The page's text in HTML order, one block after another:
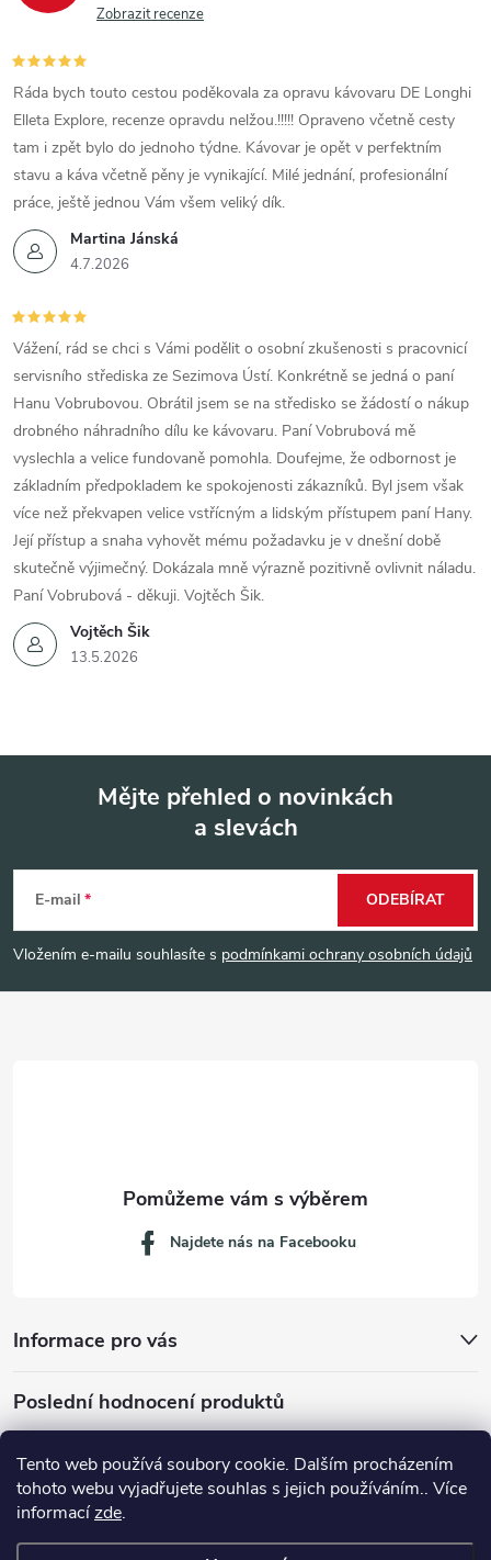
Tento web používá soubory cookie. Dalším procházením
tohoto webu vyjadřujete souhlas s jejich používáním.. Více
informacízde.
Zobrazit recenze
Martina Jánská
4.7.2026
Ráda bych touto cestou poděkovala za opravu kávovaru DE Longhi
Elleta Explore, recenze opravdu nelžou.!!!!! Opraveno včetně cesty
tam i zpět bylo do jednoho týdne. Kávovar je opět v perfektním
stavu a káva včetně pěny je vynikající. Milé jednání, profesionální
práce, ještě jednou Vám všem veliký dík.
Vojtěch Šik
13.5.2026
Vážení, rád se chci s Vámi podělit o osobní zkušenosti s pracovnicí
servisního střediska ze Sezimova Ústí. Konkrétně se jedná o paní
Hanu Vobrubovou. Obrátil jsem se na středisko se žádostí o nákup
drobného náhradního dílu ke kávovaru. Paní Vobrubová mě
vyslechla a velice fundovaně pomohla. Doufejme, že odbornost je
základním předpokladem ke spokojenosti zákazníků. Byl jsem však
více než překvapen velice vstřícným a lidským přístupem paní Hany.
Její přístup a snaha vyhovět mému požadavku je v dnešní době
skutečně výjimečný. Dokázala mně výrazně pozitivně ovlivnit náladu.
Paní Vobrubová - děkuji. Vojtěch Šik.
p
a
Mějte přehled o novinkách
a slevách
E-mail
Vložením e-mailu souhlasíte s podmínkami ochrany osobních údajů
ODEBÍRAT
Informace pro vás
Najdete nás na Facebooku
Poslední hodnocení produktů
Dávkovací lžička na mletou kávu 53132C8134